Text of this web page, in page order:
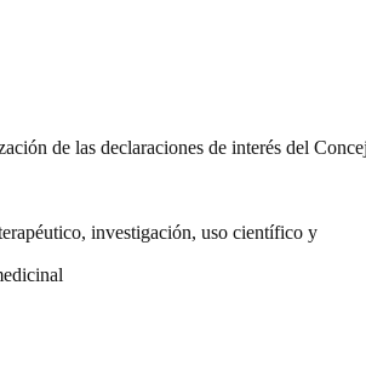
de las declaraciones de interés del
investigación, uso científico y